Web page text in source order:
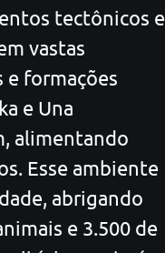
tectônicos e
vastas
e formações
e Una
alimentando
Esse ambiente
abrigando
e 3.500 de